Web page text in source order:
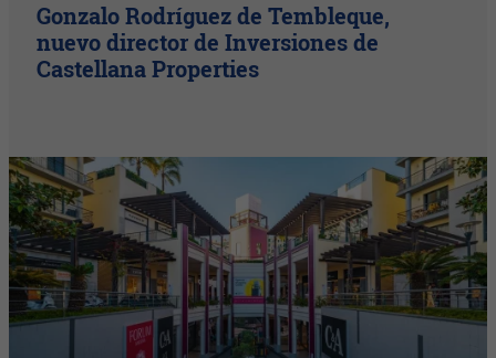
Gonzalo Rodríguez de Tembleque,
nuevo director de Inversiones de
Castellana Properties